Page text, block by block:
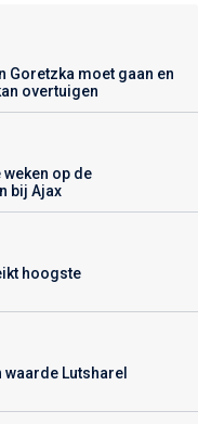
Goretzka moet gaan en
overtuigen
op de
bij Ajax
hoogste
waarde Lutsharel